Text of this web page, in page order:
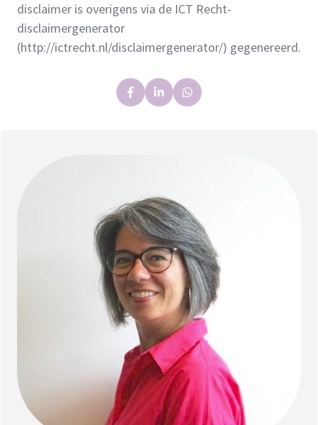
disclaimer is overigens via de ICT Recht-
disclaimergenerator
(http://ictrecht.nl/disclaimergenerator/) gegenereerd.